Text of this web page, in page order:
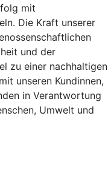
mit
Die Kraft unserer
und der
zu einer nachhaltigen
unseren Kundinnen,
in Verantwortung
Umwelt und